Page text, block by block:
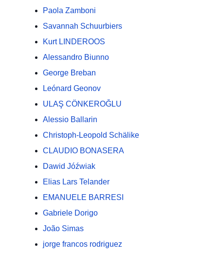
Paola Zamboni
Savannah Schuurbiers
Kurt LINDEROOS
Alessandro Biunno
George Breban
Leónard Geonov
ULAŞ CÖNKEROǦLU
Alessio Ballarin
Christoph-Leopold Schälike
CLAUDIO BONASERA
Dawid Jóźwiak
Elias Lars Telander
EMANUELE BARRESI
Gabriele Dorigo
João Simas
jorge francos rodriguez